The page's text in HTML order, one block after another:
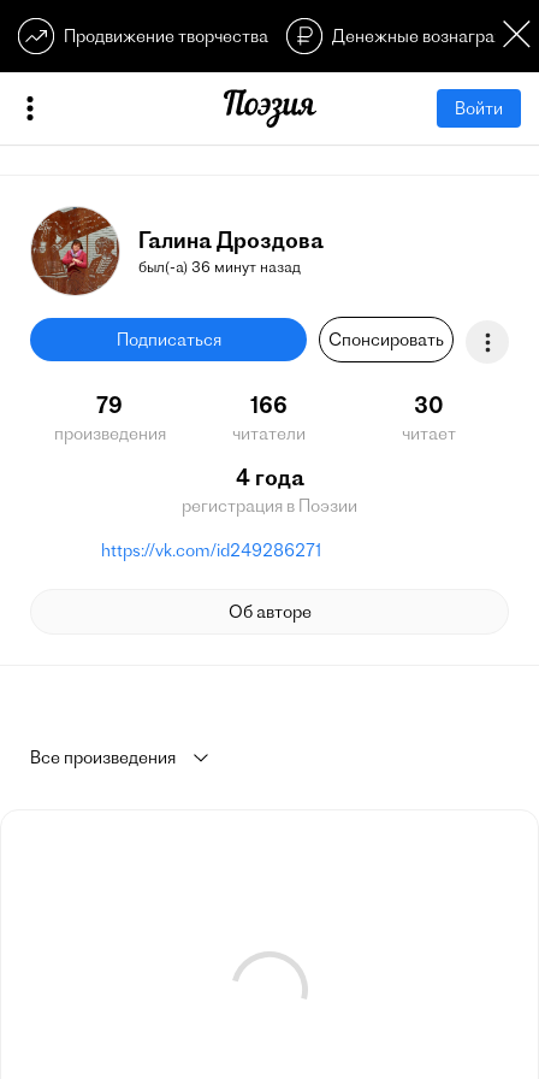
Продвижение творчества Денежные
Войти
Галина Дроздова
был(-а) 36 минут назад
Подписаться Спонсировать
79
произведения
166
читатели
30
читает
4 года
регистрация в Поэзии
https://vk.com/id249286271
Об авторе
Все произведения